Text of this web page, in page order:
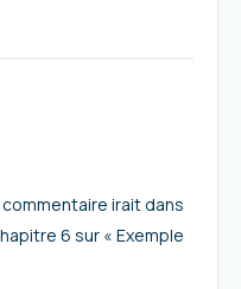
irait dans
6 sur « Exemple